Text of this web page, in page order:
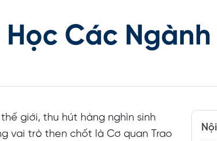
Các Ngành
giới, thu hút hàng nghìn sinh
vai trò then chốt là Cơ quan Trao